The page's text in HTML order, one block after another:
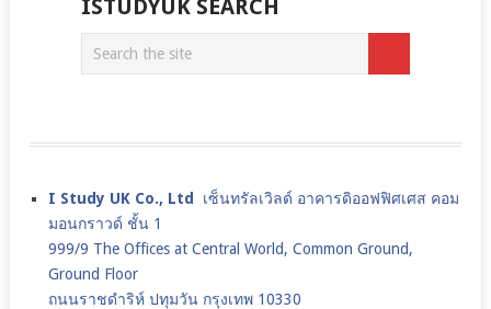
ISTUDYUK SEARCH
I Study UK Co., Ltd เซ็นทรัลเวิลด์ อาคารดิออฟฟิศเศส คอม
มอนกราวด์ ชั้น 1
999/9 The Offices at Central World, Common Ground,
Ground Floor
ถนนราชดำริห์ ปทุมวัน กรุงเทพ 10330